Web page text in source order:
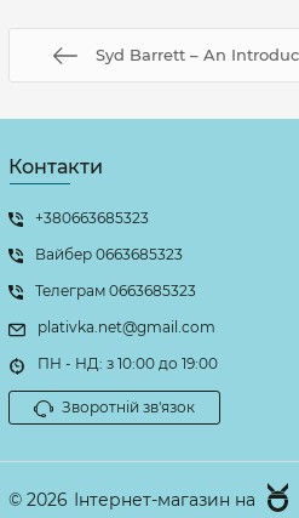
Syd Barrett – An
Контакти
+380663685323
Вайбер 0663685323
Телеграм 0663685323
plativka.net@gmail.com
ПН - НД: з 10:00 до 19:00
Зворотній зв'язок
© 2026 Інтернет-магазин на